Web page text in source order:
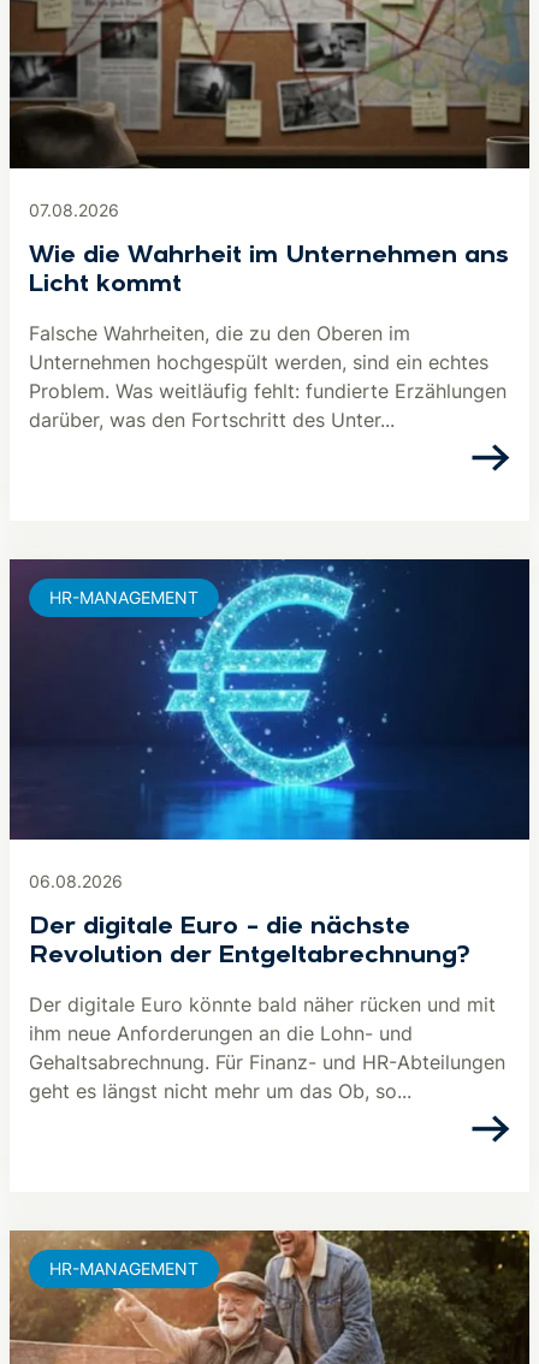
07.08.2026
Wie die Wahrheit im Unternehmen ans
Licht kommt
Falsche Wahrheiten, die zu den Oberen im
Unternehmen hochgespült werden, sind ein echtes
Problem. Was weitläufig fehlt: fundierte Erzählungen
darüber, was den Fortschritt des Unter...
06.08.2026
Der digitale Euro – die nächste
Revolution der Entgeltabrechnung?
Der digitale Euro könnte bald näher rücken und mit
ihm neue Anforderungen an die Lohn- und
Gehaltsabrechnung. Für Finanz- und HR-Abteilungen
geht es längst nicht mehr um das Ob, so...
HR-MANAGEMENT
HR-MANAGEMENT